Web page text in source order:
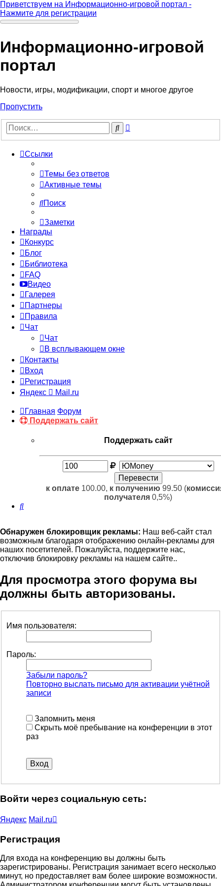
Приветствуем на Информационно-игровой портал -
Нажмите для регистрации
Информационно-игровой
портал
Новости, игры, модификации, спорт и многое другое
Пропустить
Поиск
Ссылки
Темы без ответов
Активные темы
Поиск
Заметки
Награды
Конкурс
Блог
Библиотека
FAQ
Видео
Галерея
Партнеры
Правила
Чат
Чат
В всплывающем окне
Контакты
Вход
Регистрация
Яндекс
Mail.ru
Главная Форум
Поддержать сайт
Поддержать сайт
к оплате100.00, к получению 99.50 (
получателя 0,5%)
Поиск
Обнаружен блокировщик рекламы: Наш веб-сайт стал
возможным благодаря отображению онлайн-рекламы для
наших посетителей. Пожалуйста, поддержите нас,
отключив блокировку рекламы на нашем сайте..
Для просмотра этого форума вы
должны быть авторизованы.
Имя пользователя:
Пароль:
Забыли пароль?
Повторно выслать письмо для активации учётной
записи
Запомнить меня
Скрыть моё пребывание на конференции в этот
раз
Войти через социальную сеть:
Яндекс Mail.ru
Регистрация
Для входа на конференцию вы должны быть
зарегистрированы. Регистрация занимает всего несколько
минут, но предоставляет вам более широкие возможности.